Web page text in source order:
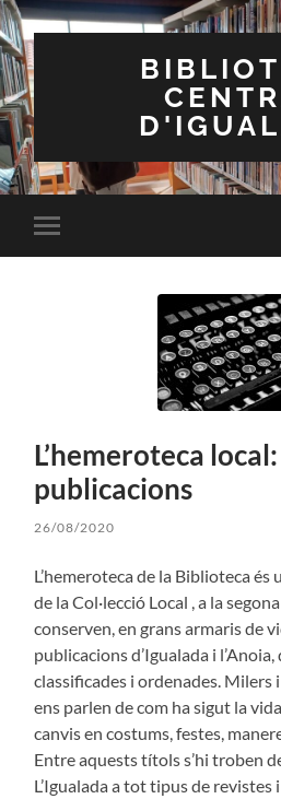
Toggle
mobile
L’hemeroteca
publicacions
26/08/2020
L’hemeroteca de la Biblioteca és
de la Col·lecció Local , a la
conserven, en grans armaris de
publicacions d’Igualada i
classificades i ordenades. Milers
ens parlen de com ha sigut la
canvis en costums, festes,
Entre aquests títols s’hi troben
L’Igualada a tot tipus de